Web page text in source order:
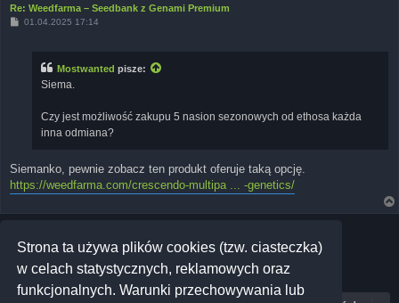
Strona ta używa plików cookies (tzw. ciasteczka)
w celach statystycznych, reklamowych oraz
funkcjonalnych. Warunki przechowywania lub
Re: Weedfarma – Seedbank z Genami Premium
P01.04.2025 17:14
Mostwanted pisze:
Siema.
Czy jest możliwość zakupu 5 nasion sezonowych od ethosa każda
inna odmiana?
Siemanko, pewnie zobacz ten produkt oferuje taką opcję.
https://weedfarma.com/crescendo-multipa ... -genetics/
ODPOWIEDZ
Posty: 4 • Strona1z1